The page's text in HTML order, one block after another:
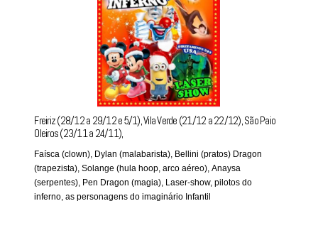
Freiriz (28/12 a 29/12 e 5/1), Vila Verde (21/12 a 22/12), São Paio
Oleiros (23/11 a 24/11),
Faísca (clown), Dylan (malabarista), Bellini (pratos) Dragon
(trapezista), Solange (hula hoop, arco aéreo), Anaysa
(serpentes), Pen Dragon (magia), Laser-show, pilotos do
inferno, as personagens do imaginário Infantil